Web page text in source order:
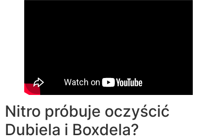
Nitro próbuje oczyścić
Dubiela i Boxdela?